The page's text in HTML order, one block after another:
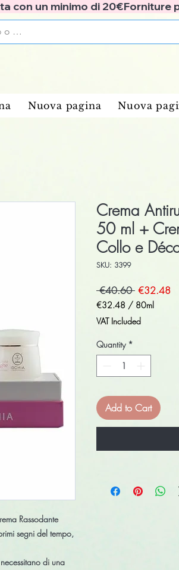
con un minimo di 20€
Nuova pagina Nuova
Rassodante
segni del tempo,
di una
Crema
50 ml +
Collo e
SKU: 3399
€40.60 Regular
Price
€32.48
€32.48 / 80ml
€32.48
per
80
Milliliters
VAT Included
Quantity *
Add to Cart